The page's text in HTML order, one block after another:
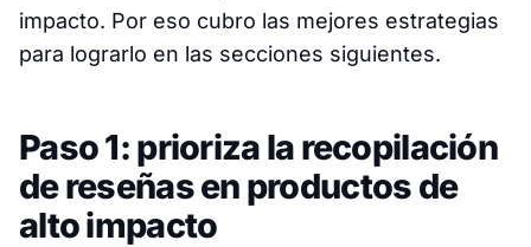
impacto. Por eso cubro las mejores estrategias
para lograrlo en las secciones siguientes.
Paso 1: prioriza la recopilación
de reseñas en productos de
alto impacto